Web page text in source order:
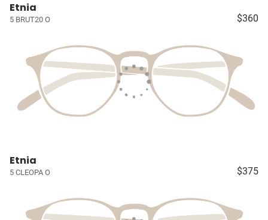
Etnia
5 BRUT20 O $360
Etnia
5 CLEOPA O $375